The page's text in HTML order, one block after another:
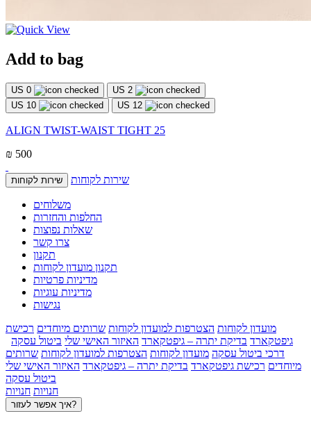
Add to bag
US 0
US 2
US 10
US 12
ALIGN TWIST-WAIST TIGHT 25
₪ 500
שירות לקוחות שירות לקוחות
משלוחים
החלפות והחזרות
שאלות נפוצות
צרו קשר
תקנון
תקנון מועדון לקוחות
מדיניות פרטיות
מדיניות עוגיות
נגישות
מועדון לקוחות הצטרפות למועדון לקוחות שרותים מיוחדים רכישת
גיפטקארד בדיקת יתרה – גיפטקארד האיזור האישי שלי ביטול עסקה
דרכי ביטול עסקה מועדון לקוחות הצטרפות למועדון לקוחות שרותים
מיוחדים רכישת גיפטקארד בדיקת יתרה – גיפטקארד האיזור האישי שלי
ביטול עסקה
חנויות חנויות
איך אפשר לעזור?